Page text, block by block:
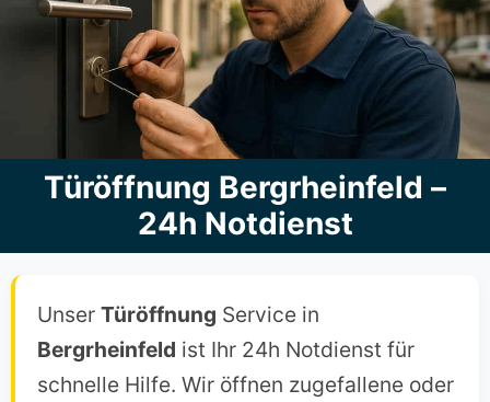
Türöffnung Bergrheinfeld –
24h Notdienst
Unser Türöffnung Service in
Bergrheinfeld ist Ihr 24h Notdienst für
schnelle Hilfe. Wir öffnen zugefallene oder